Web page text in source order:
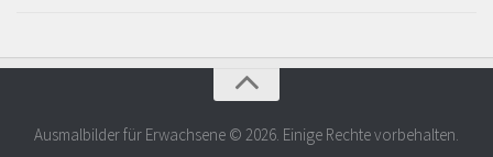
Ausmalbilder für Erwachsene © 2026. Einige Rechte vorbehalten.